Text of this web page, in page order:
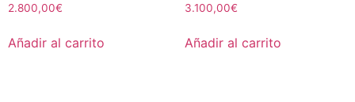
2.800,00€
Añadir al carrito
3.100,00€
Añadir al carrito